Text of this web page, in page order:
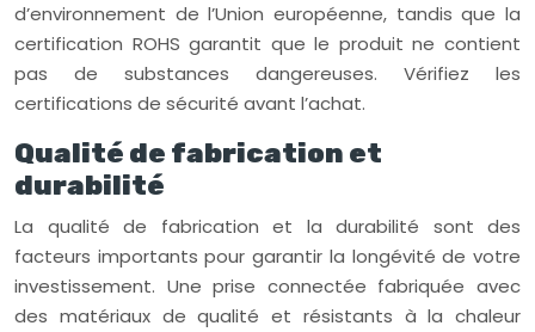
d’environnement de l’Union européenne, tandis que la
certification ROHS garantit que le produit ne contient
pas de substances dangereuses. Vérifiez les
certifications de sécurité avant l’achat.
Qualité de fabrication et
durabilité
La qualité de fabrication et la durabilité sont des
facteurs importants pour garantir la longévité de votre
investissement. Une prise connectée fabriquée avec
des matériaux de qualité et résistants à la chaleur